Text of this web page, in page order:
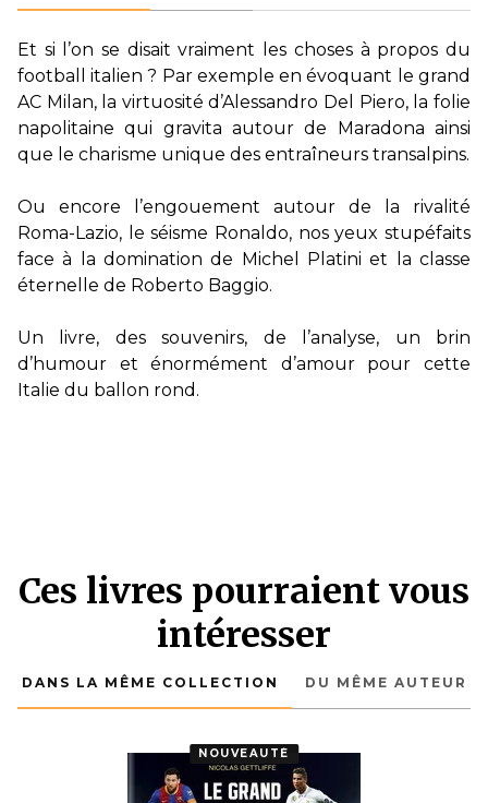
Et si l’on se disait vraiment les choses à propos du
football italien ? Par exemple en évoquant le grand
AC Milan, la virtuosité d’Alessandro Del Piero, la folie
napolitaine qui gravita autour de Maradona ainsi
que le charisme unique des entraîneurs transalpins.
Ou encore l’engouement autour de la rivalité
Roma-Lazio, le séisme Ronaldo, nos yeux stupéfaits
face à la domination de Michel Platini et la classe
éternelle de Roberto Baggio.
Un livre, des souvenirs, de l’analyse, un brin
d’humour et énormément d’amour pour cette
Italie du ballon rond.
Ces livres pourraient vous
intéresser
DANS LA MÊME COLLECTION DU MÊME AUTEUR
NOUVEAUTÉ